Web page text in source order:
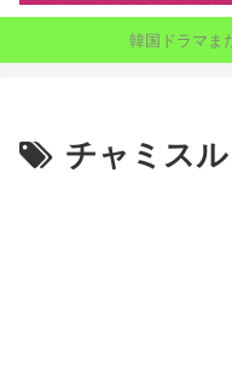
韓国ドラマま
チャミスル